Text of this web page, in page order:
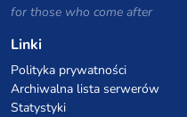
for those who come after
Linki
Polityka prywatności
Archiwalna lista serwerów
Statystyki